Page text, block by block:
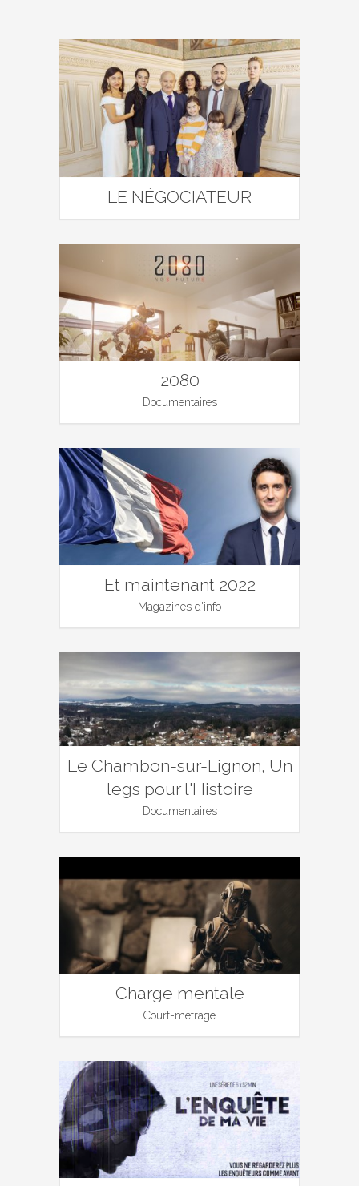
LE NÉGOCIATEUR
2080
Documentaires
Et maintenant 2022
Magazines d'info
Le Chambon-sur-Lignon, Un
legs pour l'Histoire
Documentaires
Charge mentale
Court-métrage